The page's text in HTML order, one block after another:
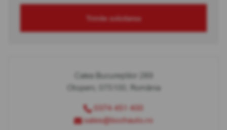
Trimite solicitarea
Calea Bucureștilor 289
Otopeni, 075100, România
0374 451 400
sales@bcchauto.ro